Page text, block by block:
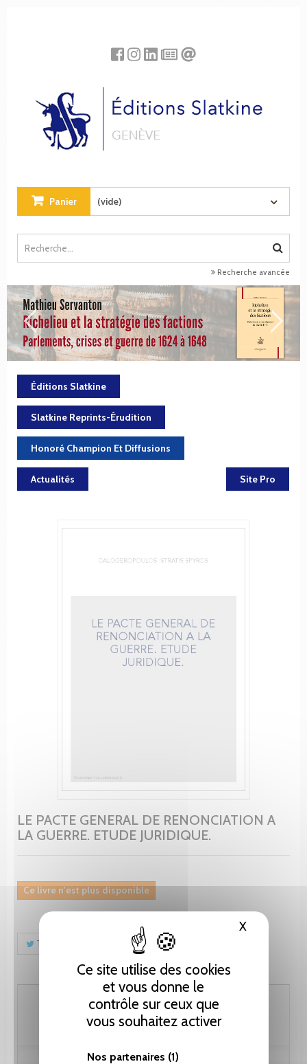
Ce site utilise des cookies
et vous donne le
contrôle sur ceux que
vous souhaitez activer
Nos partenaires (1)
XMasquer
Panier (vide)
Recherche avancée
Éditions Slatkine
Slatkine Reprints-Érudition
Honoré Champion Et Diffusions
Actualités Site Pro
LE PACTE GENERAL DE RENONCIATION A
LA GUERRE. ETUDE JURIDIQUE.
Ce livre n'est plus disponible
Tweet Pinterest
30.80 CHF